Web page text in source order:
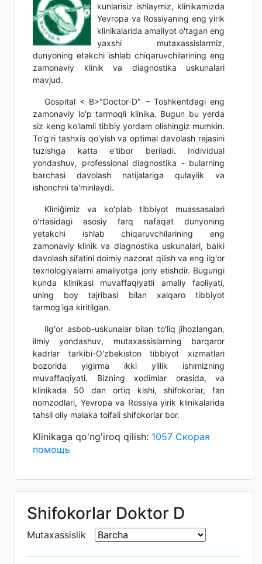
kunlarisiz ishlaymiz, klinikamizda
Yevropa va Rossiyaning eng yirik
klinikalarida amaliyot o'tagan eng
yaxshi mutaxassislarmiz,
dunyoning etakchi ishlab chiqaruvchilarining eng
zamonaviy klinik va diagnostika uskunalari
mavjud.
Gospital < B>"Doctor-D" – Toshkentdagi eng
zamonaviy lo'p tarmoqli klinika. Bugun bu yerda
siz keng ko'lamli tibbiy yordam olishingiz mumkin.
To'g'ri tashxis qo'yish va optimal davolash rejasini
tuzishga katta e'tibor beriladi. Individual
yondashuv, professional diagnostika - bularning
barchasi davolash natijalariga qulaylik va
ishonchni ta'minlaydi.
Kliniğimiz va ko'plab tibbiyot muassasalari
o'rtasidagi asosiy farq nafaqat dunyoning
yetakchi ishlab chiqaruvchilarining eng
zamonaviy klinik va diagnostika uskunalari, balki
davolash sifatini doimiy nazorat qilish va eng ilg'or
texnologiyalarni amaliyotga joriy etishdir. Bugungi
kunda klinikasi muvaffaqiyatli amaliy faoliyati,
uning boy tajribasi bilan xalqaro tibbiyot
tarmog'iga kiritilgan.
Ilg'or asbob-uskunalar bilan to'liq jihozlangan,
ilmiy yondashuv, mutaxassislarning barqaror
kadrlar tarkibi-O'zbekiston tibbiyot xizmatlari
bozorida yigirma ikki yillik ishimizning
muvaffaqiyati. Bizning xodimlar orasida, va
klinikada 50 dan ortiq kishi, shifokorlar, fan
nomzodlari, Yevropa va Rossiya yirik klinikalarida
tahsil oliy malaka toifali shifokorlar bor.
Klinikaga qo'ng'iroq qilish: 1057 Скорая
помощь
Shifokorlar Doktor D
Mutaxassislik